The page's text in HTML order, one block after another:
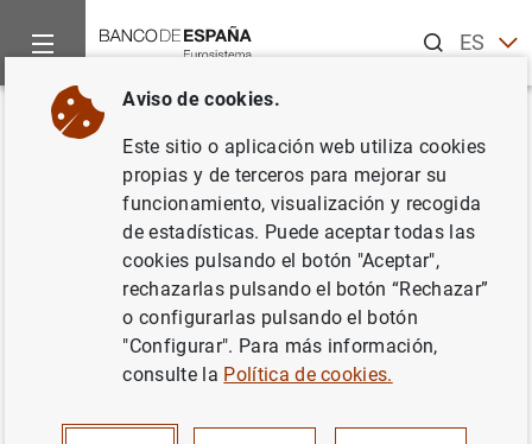
ESEN
Inicio Noticias y eventos
Volver
Encuesta sobre préstamos
bancarios en la zona del euro de
enero de 2022
SITUACIÓN ECONÓMICA
ESPAÑA
Aviso de cookies.
Este sitio o aplicación web utiliza cookies
propias y de terceros para mejorar su
funcionamiento, visualización y recogida
de estadísticas. Puede aceptar todas las
cookies pulsando el botón "Aceptar",
rechazarlas pulsando el botón “Rechazar”
o configurarlas pulsando el botón
"Configurar". Para más información,
consulte la Política de cookies.